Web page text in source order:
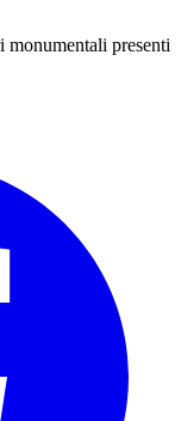
monumentali presenti